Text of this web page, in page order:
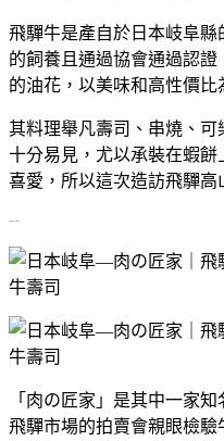
飛驒牛是產自於日本岐阜縣
的飼養且通過協會通過認
的油花，以美味和高性價比
其料理舉凡壽司、串燒、
十分易見，尤以承裝在蝦
喜愛，所以這次造訪飛驒高
--
「肉の匠家」是其中一家
飛驒市場的拍賣會親眼檢